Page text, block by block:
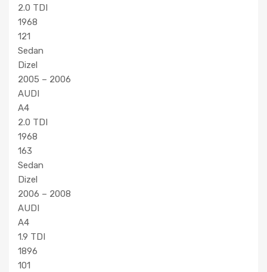
2.0 TDI
1968
121
Sedan
Dizel
2005 – 2006
AUDI
A4
2.0 TDI
1968
163
Sedan
Dizel
2006 – 2008
AUDI
A4
1.9 TDI
1896
101